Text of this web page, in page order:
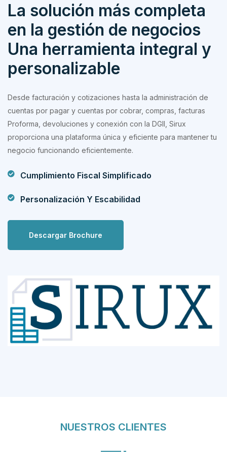
La solución más completa
en la gestión de negocios
Una herramienta integral y
personalizable
Desde facturación y cotizaciones hasta la administración de
cuentas por pagar y cuentas por cobrar, compras, facturas
Proforma, devoluciones y conexión con la DGII, Sirux
proporciona una plataforma única y eficiente para mantener tu
negocio funcionando eficientemente.
Cumplimiento Fiscal Simplificado
Personalización Y Escabilidad
Descargar Brochure
NUESTROS CLIENTES